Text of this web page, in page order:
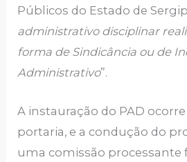
Públicos do Estado de
administrativo disciplinar
forma de Sindicância ou de
Administrativo”.
A instauração do PAD
portaria, e a condução do
uma comissão processante